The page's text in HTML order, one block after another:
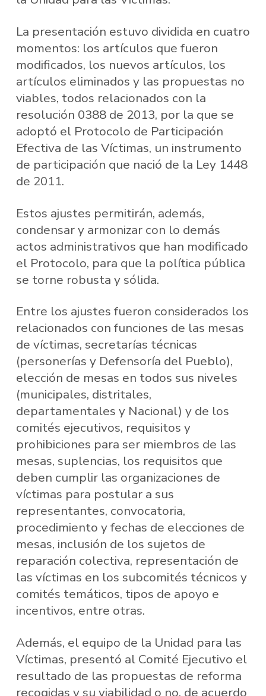
La presentación estuvo dividida en cuatro
momentos: los artículos que fueron
modificados, los nuevos artículos, los
artículos eliminados y las propuestas no
viables, todos relacionados con la
resolución 0388 de 2013, por la que se
adoptó el Protocolo de Participación
Efectiva de las Víctimas, un instrumento
de participación que nació de la Ley 1448
de 2011.
Estos ajustes permitirán, además,
condensar y armonizar con lo demás
actos administrativos que han modificado
el Protocolo, para que la política pública
se torne robusta y sólida.
Entre los ajustes fueron considerados los
relacionados con funciones de las mesas
de víctimas, secretarías técnicas
(personerías y Defensoría del Pueblo),
elección de mesas en todos sus niveles
(municipales, distritales,
departamentales y Nacional) y de los
comités ejecutivos, requisitos y
prohibiciones para ser miembros de las
mesas, suplencias, los requisitos que
deben cumplir las organizaciones de
víctimas para postular a sus
representantes, convocatoria,
procedimiento y fechas de elecciones de
mesas, inclusión de los sujetos de
reparación colectiva, representación de
las víctimas en los subcomités técnicos y
comités temáticos, tipos de apoyo e
incentivos, entre otras.
Además, el equipo de la Unidad para las
Víctimas, presentó al Comité Ejecutivo el
resultado de las propuestas de reforma
recogidas y su viabilidad o no, de acuerdo